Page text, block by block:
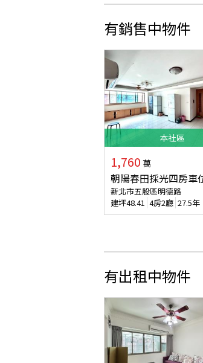
有銷售中物件
本社區
1,760 萬
朝陽春田採光四房車
新北市五股區明德路
建坪48.41 4房2廳 27.5年
有出租中物件